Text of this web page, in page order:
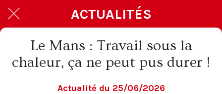
ACTUALITÉS
Le Mans : Travail sous la
chaleur, ça ne peut pus durer !
Actualité du 25/06/2026